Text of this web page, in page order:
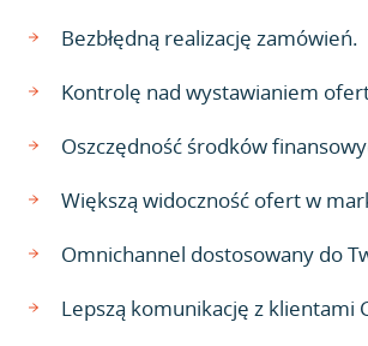
Bezbłędną realizację zamówień.
Kontrolę nad wystawianiem
Oszczędność środków
Większą widoczność ofert w
Omnichannel dostosowany do
Lepszą komunikację z klientami